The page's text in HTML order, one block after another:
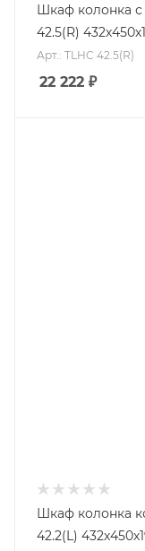
Шкаф колонка
42.5(R)
Арт.: TLHC 42.5(R)
22 222 ₽
Шкаф колонка
42.2(L)